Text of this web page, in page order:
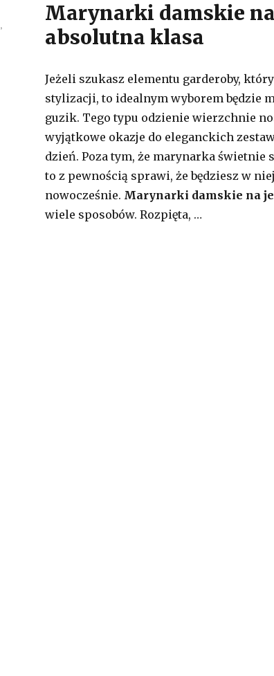
Marynarki damskie
absolutna klasa
Jeżeli szukasz elementu garderoby,
stylizacji, to idealnym wyborem będzie
guzik. Tego typu odzienie wierzchnie
wyjątkowe okazje do eleganckich
dzień. Poza tym, że marynarka świetnie
to z pewnością sprawi, że będziesz w
nowocześnie. Marynarki damskie na
wiele sposobów. Rozpięta, …
,